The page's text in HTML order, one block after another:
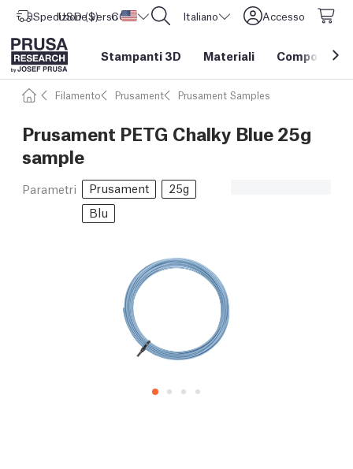
Spedizione verso Stati Uniti d'America
USD ($) CORE One L: Ora disponibile! Italiano Accesso
Stampanti 3D Materiali Componenti
Filamento Prusament Prusament Samples
Prusament PETG Chalky Blue 25g
sample
Parametri Prusament
25g
Blu